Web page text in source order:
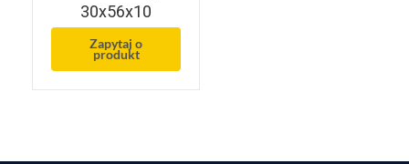
30x56x10
Zapytaj o
produkt